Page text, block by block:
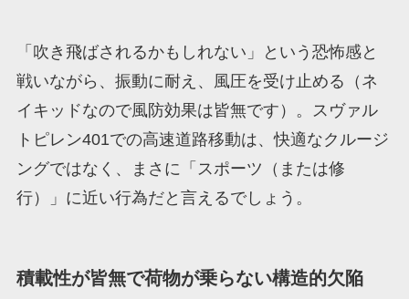
「吹き飛ばされるかもしれない」という恐怖感と
戦いながら、振動に耐え、風圧を受け止める（ネ
イキッドなので風防効果は皆無です）。スヴァル
トピレン401での高速道路移動は、快適なクルージ
ングではなく、まさに「スポーツ（または修
行）」に近い行為だと言えるでしょう。
積載性が皆無で荷物が乗らない構造的欠陥